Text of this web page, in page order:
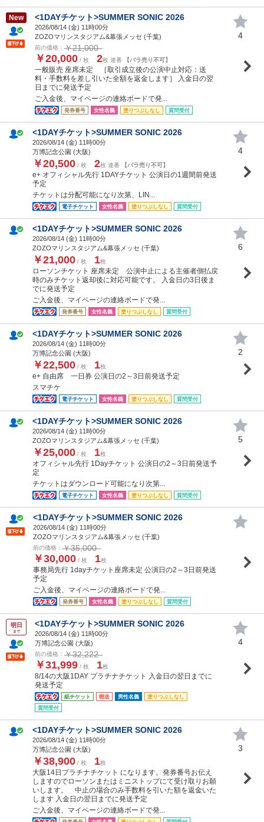
New <1DAYチケット>SUMMER SONIC 2026
2026/08/14 (金) 11時00分
ZOZOマリンスタジアム&幕張メッセ (千葉)
前の価格： ￥21,000
￥20,000 / 枚 2枚 連番 【バラ売り不可】
一般販売 座席未定 ［取引成立後の公演中止対応：送
料・手数料を差し引いた全額を返金します］ 入金日の翌
日までに発送予定
ご入金後、マイページの連絡ボードで発...
発券番号 女性名義 塗りつぶしなし 質問受付
4
<1DAYチケット>SUMMER SONIC 2026
2026/08/14 (金) 11時00分
万博記念公園 (大阪)
￥20,500 / 枚 2枚 連番 【バラ売り不可】
e+ オフィシャル先行 1DAYチケット 公演日の1週間前発送
予定
チケットは分配可能になり次第、LIN...
電子チケット 女性名義 塗りつぶしなし 質問受付
4
<1DAYチケット>SUMMER SONIC 2026
2026/08/14 (金) 11時00分
ZOZOマリンスタジアム&幕張メッセ (千葉)
￥21,000 / 枚 1枚
ローソンチケット 座席未定 公演中止による主催者側払戻
時のみチケット返却後に対応可能です。 入金日の3日後ま
でに発送予定
ご入金後、マイページの連絡ボードで発...
発券番号 女性名義 塗りつぶしなし 質問受付
6
<1DAYチケット>SUMMER SONIC 2026
2026/08/14 (金) 11時00分
万博記念公園 (大阪)
￥22,500 / 枚 1枚
e+ 自由席 一日券 公演日の2～3日前発送予定
スマチケ
電子チケット 女性名義 塗りつぶしなし 質問受付
2
<1DAYチケット>SUMMER SONIC 2026
2026/08/14 (金) 11時00分
ZOZOマリンスタジアム&幕張メッセ (千葉)
￥25,000 / 枚 1枚
オフィシャル先行 1Dayチケット 公演日の2～3日前発送予
定
チケットはダウンロード可能になり次第...
電子チケット 女性名義 塗りつぶしなし 質問受付
5
<1DAYチケット>SUMMER SONIC 2026
2026/08/14 (金) 11時00分
ZOZOマリンスタジアム&幕張メッセ (千葉)
前の価格： ￥35,000
￥30,000 / 枚 1枚
事務局先行 1dayチケット座席未定 公演日の2～3日前発送
予定
ご入金後、マイページの連絡ボードで発...
発券番号 女性名義 塗りつぶしなし 質問受付
明日
まで
<1DAYチケット>SUMMER SONIC 2026
2026/08/14 (金) 11時00分
万博記念公園 (大阪)
前の価格： ￥32,222
￥31,999 / 枚 1枚
8/14の大阪1DAY プラチナチケット 入金日の翌日までに
発送予定
紙チケット 郵送 男性名義
塗りつぶしなし
質問受付
4
<1DAYチケット>SUMMER SONIC 2026
2026/08/14 (金) 11時00分
万博記念公園 (大阪)
￥38,900 / 枚 1枚
大阪14日プラチナチケット になります。発券番号お伝え
しますのでローソンまたはミニストップにて受け取りお願
いします。 中止の場合のみ手数料を引いた額を返金いた
します 入金日の翌日までに発送予定
ご入金後、マイページの連絡ボードで発...
3